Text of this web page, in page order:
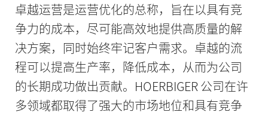
卓越运营是运营优化的总称，旨在以具有竞
争力的成本，尽可能高效地提供高质量的解
决方案，同时始终牢记客户需求。卓越的流
程可以提高生产率，降低成本，从而为公司
的长期成功做出贡献。HOERBIGER 公司在许
多领域都取得了强大的市场地位和具有竞争